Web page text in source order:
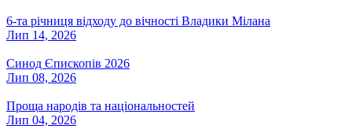
6-та річниця відходу до вічності Владики Мілана
Лип 14, 2026
Синод Єпископів 2026
Лип 08, 2026
Проща народів та національностей
Лип 04, 2026